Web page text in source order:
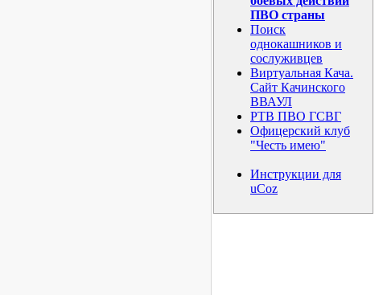
ПВО страны
Поиск
однокашников и
сослуживцев
Виртуальная Кача.
Сайт Качинского
ВВАУЛ
РТВ ПВО ГСВГ
Офицерский клуб
"Честь имею"
Инструкции для
uCoz